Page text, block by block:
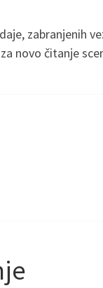
zabranjenih
novo čitanje